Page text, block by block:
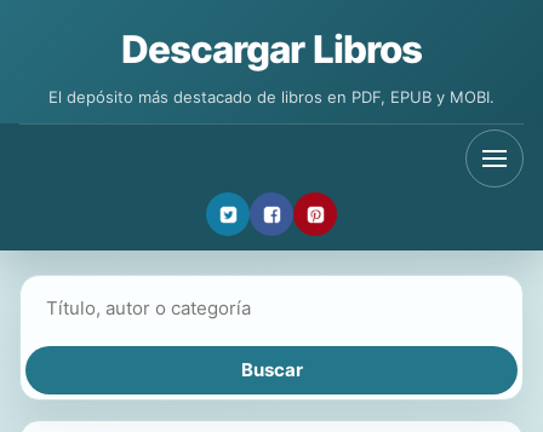
Descargar Libros
El depósito más destacado de libros en PDF, EPUB y MOBI.